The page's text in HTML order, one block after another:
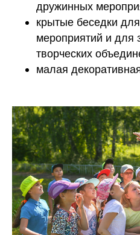
дружинных
крытые беседки
мероприятий и для
творческих
малая